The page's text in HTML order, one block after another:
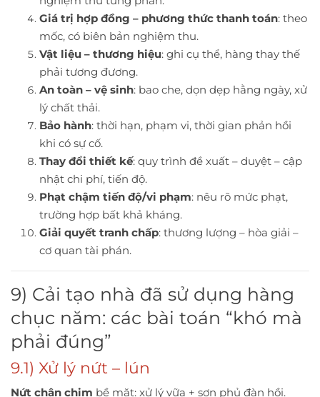
Giá trị hợp đồng – phương thức thanh toán: theo
mốc, có biên bản nghiệm thu.
Vật liệu – thương hiệu: ghi cụ thể, hàng thay thế
phải tương đương.
An toàn – vệ sinh: bao che, dọn dẹp hằng ngày, xử
lý chất thải.
Bảo hành: thời hạn, phạm vi, thời gian phản hồi
khi có sự cố.
Thay đổi thiết kế: quy trình đề xuất – duyệt – cập
nhật chi phí, tiến độ.
Phạt chậm tiến độ/vi phạm: nêu rõ mức phạt,
trường hợp bất khả kháng.
Giải quyết tranh chấp: thương lượng – hòa giải –
cơ quan tài phán.
9) Cải tạo nhà đã sử dụng hàng
chục năm: các bài toán “khó mà
phải đúng”
9.1) Xử lý nứt – lún
Nứt chân chim bề mặt: xử lý vữa + sơn phủ đàn hồi.